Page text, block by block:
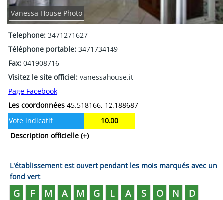
Vanessa House Photo
Telephone: 3471271627
Téléphone portable: 3471734149
Fax: 041908716
Visitez le site officiel: vanessahouse.it
Page Facebook
Les coordonnées 45.518166, 12.188687
Vote indicatif
10.00
Description officielle (+)
L'établissement est ouvert pendant les mois marqués avec un
fond vert
G F M A M G L A S O N D